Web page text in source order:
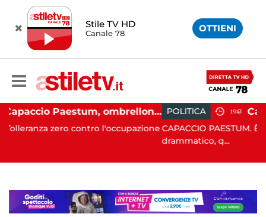
Stile TV HD
Canale 78 OTTIENI
Capaccio Paestum, ombrellone selvaggio: blitz della Municipale, sgomberate tutte le spiagge libere
l'occupazione
POLITICA 19:43
CAPACCIO PAESTUM. È stato un